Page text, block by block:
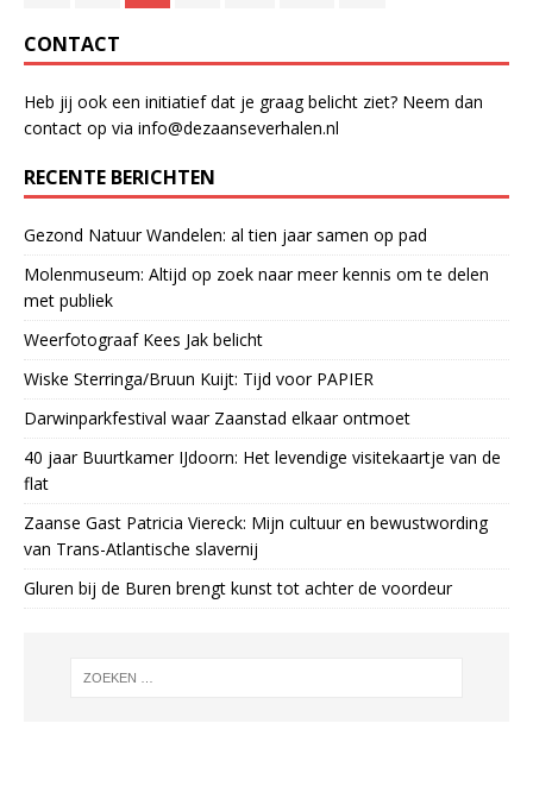
CONTACT
Heb jij ook een initiatief dat je graag belicht ziet? Neem dan
contact op via info@dezaanseverhalen.nl
RECENTE BERICHTEN
Gezond Natuur Wandelen: al tien jaar samen op pad
Molenmuseum: Altijd op zoek naar meer kennis om te delen
met publiek
Weerfotograaf Kees Jak belicht
Wiske Sterringa/Bruun Kuijt: Tijd voor PAPIER
Darwinparkfestival waar Zaanstad elkaar ontmoet
40 jaar Buurtkamer IJdoorn: Het levendige visitekaartje van de
flat
Zaanse Gast Patricia Viereck: Mijn cultuur en bewustwording
van Trans-Atlantische slavernij
Gluren bij de Buren brengt kunst tot achter de voordeur